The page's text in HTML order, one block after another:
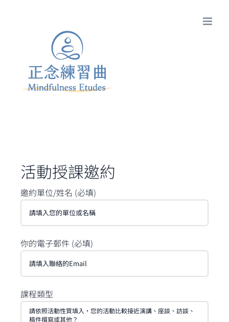
活動授課邀約
邀約單位/姓名 (必填)
你的電子郵件 (必填)
課程類型